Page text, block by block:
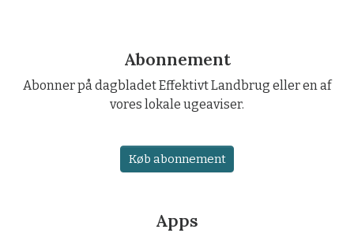
Abonnement
Abonner på dagbladet Effektivt Landbrug eller en af
vores lokale ugeaviser.
Køb abonnement
Apps